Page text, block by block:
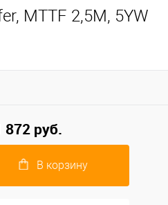
MTTF 2,5M, 5YW
872 руб.
В корзину